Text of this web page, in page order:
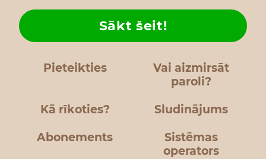
Pieteikties
Vai aizmirsāt
paroli?
Kā rīkoties?
Sākt šeit!
Sludinājums
Abonements
Sistēmas
operators